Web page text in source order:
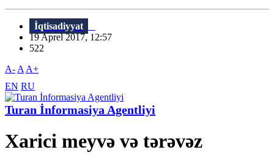
İqtisadiyyat
19 Aprel 2017, 12:57
522
A- A A+
EN RU
Turan İnformasiya Agentliyi
Xarici meyvə və tərəvəz